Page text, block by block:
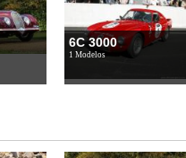
6C 3000
1 Modelos